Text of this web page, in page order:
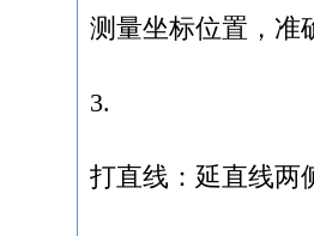
测量坐标位置，准
3.
打直线：延直线两